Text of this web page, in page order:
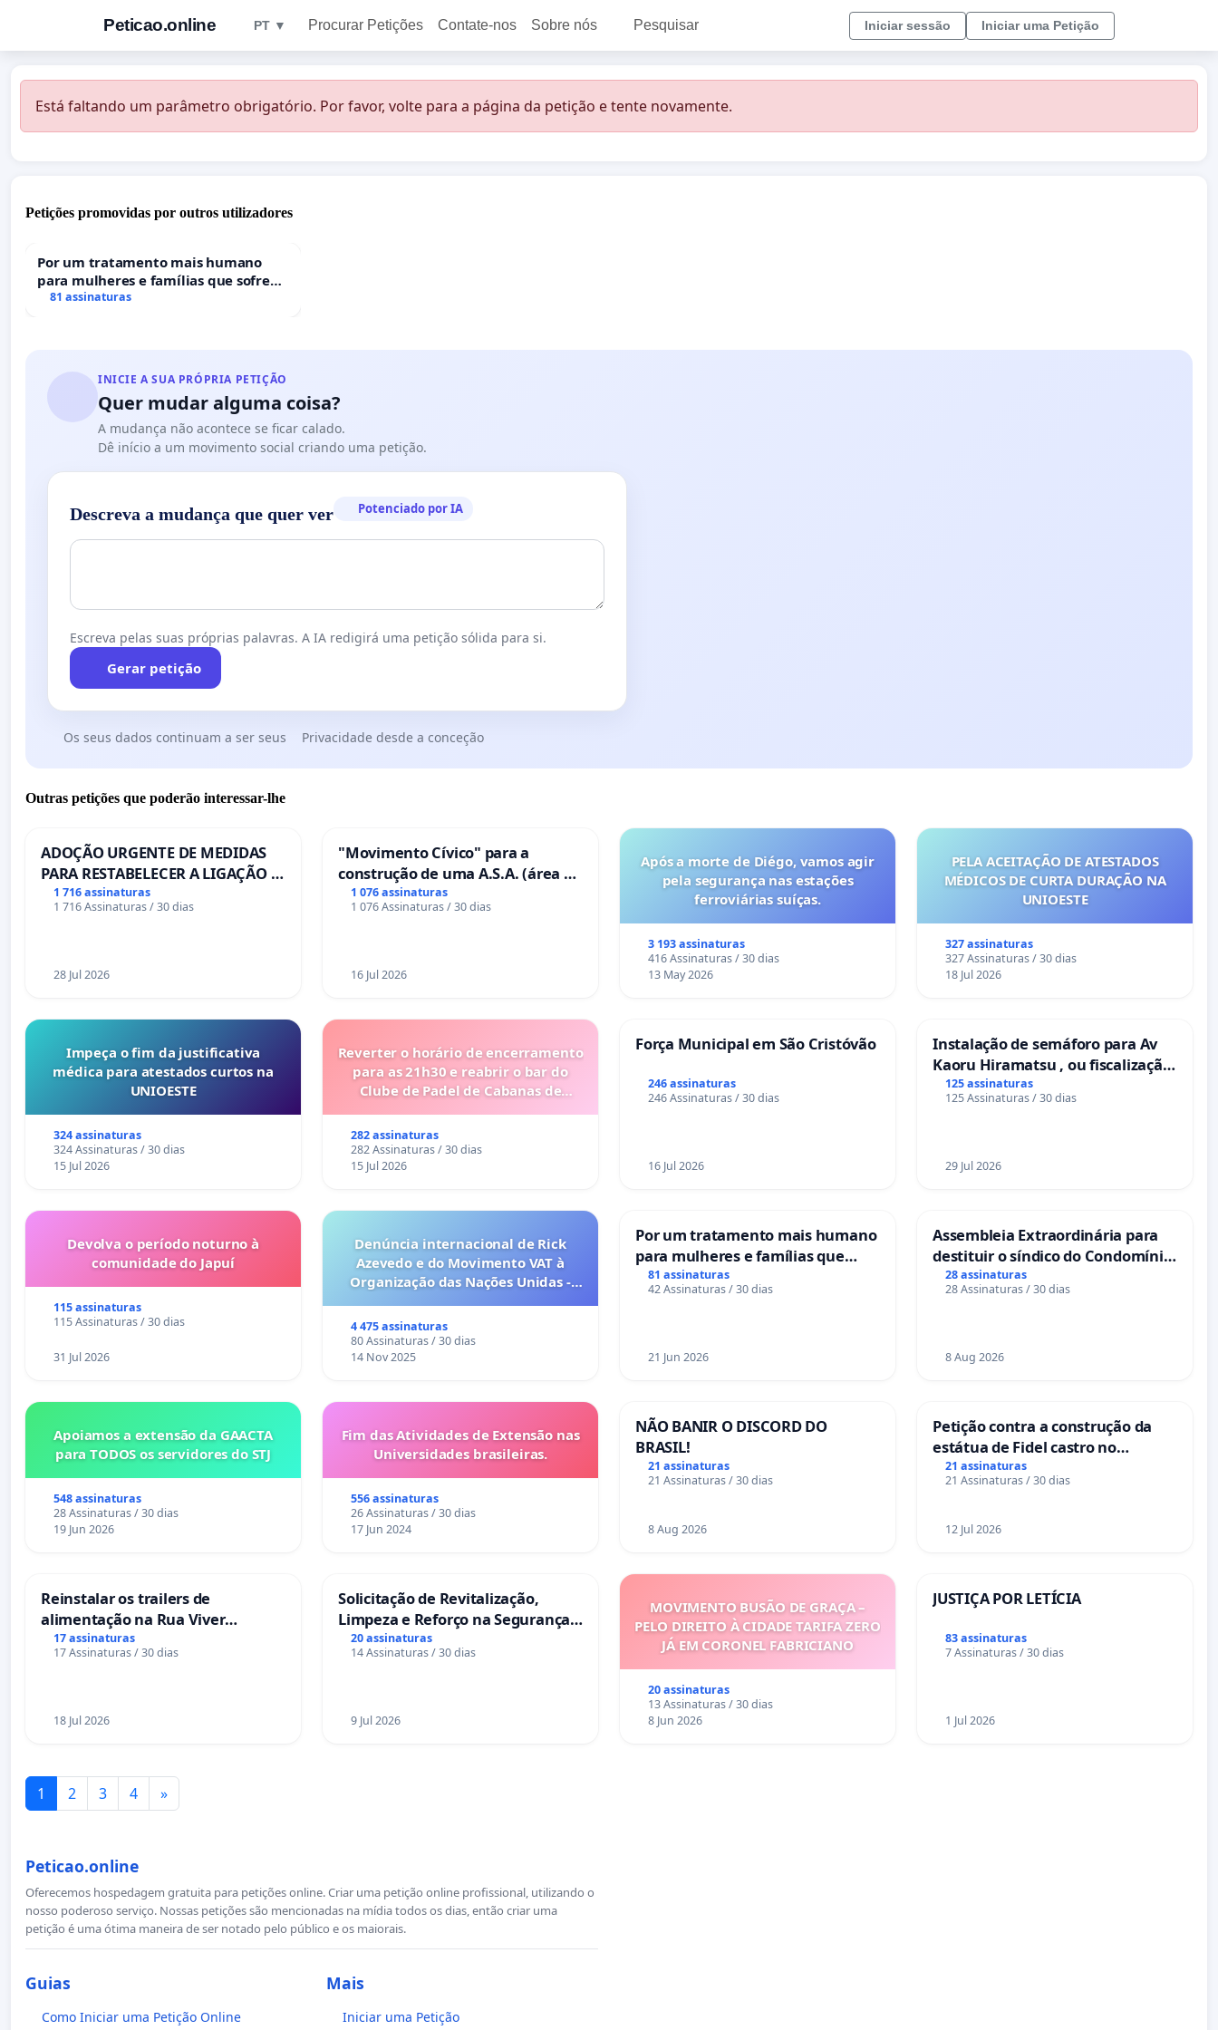
Peticao.online PT ▼ Procurar Petições Contate-nos Sobre nós Pesquisar Iniciar sessão Iniciar uma Petição
Está faltando um parâmetro obrigatório. Por favor, volte para a página da petição e tente novamente.
Petições promovidas por outros utilizadores
Por um tratamento mais humano
para mulheres e famílias que sofrem
uma perda gestacional nos hospitais
81 assinaturas
INICIE A SUA PRÓPRIA PETIÇÃO
Quer mudar alguma coisa?
A mudança não acontece se ficar calado.
Dê início a um movimento social criando uma petição.
Descreva a mudança que quer ver Potenciado por IA
Escreva pelas suas próprias palavras. A IA redigirá uma petição sólida para si.
Gerar petição
Os seus dados continuam a ser seus Privacidade desde a conceção
Outras petições que poderão interessar-lhe
ADOÇÃO URGENTE DE MEDIDAS
PARA RESTABELECER A LIGAÇÃO -
PONTE RS-129
1 716 assinaturas
1 716 Assinaturas / 30 dias
28 Jul 2026
"Movimento Cívico" para a
construção de uma A.S.A. (área de
serviços para autocaravanas) em
Coimbra
1 076 assinaturas
1 076 Assinaturas / 30 dias
16 Jul 2026
Após a morte de Diégo, vamos agir
pela segurança nas estações
ferroviárias suíças.
3 193 assinaturas
416 Assinaturas / 30 dias
13 May 2026
PELA ACEITAÇÃO DE ATESTADOS
MÉDICOS DE CURTA DURAÇÃO NA
UNIOESTE
327 assinaturas
327 Assinaturas / 30 dias
18 Jul 2026
Impeça o fim da justificativa
médica para atestados curtos na
UNIOESTE
324 assinaturas
324 Assinaturas / 30 dias
15 Jul 2026
Reverter o horário de encerramento
para as 21h30 e reabrir o bar do
Clube de Padel de Cabanas de
282 assinaturas
282 Assinaturas / 30 dias
15 Jul 2026
Força Municipal em São Cristóvão
246 assinaturas
246 Assinaturas / 30 dias
16 Jul 2026
Instalação de semáforo para Av
Kaoru Hiramatsu , ou fiscalização
Eletrônica
125 assinaturas
125 Assinaturas / 30 dias
29 Jul 2026
Devolva o período noturno à
comunidade do Japuí
115 assinaturas
115 Assinaturas / 30 dias
31 Jul 2026
Denúncia internacional de Rick
Azevedo e do Movimento VAT à
Organização das Nações Unidas -
6x1 enquanto o lobby empresarial
compra a omissão do Congresso.
4 475 assinaturas
80 Assinaturas / 30 dias
14 Nov 2025
Por um tratamento mais humano
para mulheres e famílias que
sofrem uma perda gestacional
nos hospitais portugueses
81 assinaturas
42 Assinaturas / 30 dias
21 Jun 2026
Assembleia Extraordinária para
destituir o síndico do Condomínio
Residencial Porto Bello - La Casa
28 assinaturas
28 Assinaturas / 30 dias
8 Aug 2026
Apoiamos a extensão da GAACTA
para TODOS os servidores do STJ
548 assinaturas
28 Assinaturas / 30 dias
19 Jun 2026
Fim das Atividades de Extensão nas
Universidades brasileiras.
556 assinaturas
26 Assinaturas / 30 dias
17 Jun 2024
NÃO BANIR O DISCORD DO
BRASIL!
21 assinaturas
21 Assinaturas / 30 dias
8 Aug 2026
Petição contra a construção da
estátua de Fidel castro no
mirante do Caju
21 assinaturas
21 Assinaturas / 30 dias
12 Jul 2026
Reinstalar os trailers de
alimentação na Rua Viver
Salvador
17 assinaturas
17 Assinaturas / 30 dias
18 Jul 2026
Solicitação de Revitalização,
Limpeza e Reforço na Segurança
das Praças da Rua Cachoeira das
Sete Ilhas
20 assinaturas
14 Assinaturas / 30 dias
9 Jul 2026
MOVIMENTO BUSÃO DE GRAÇA –
PELO DIREITO À CIDADE TARIFA ZERO
JÁ EM CORONEL FABRICIANO
20 assinaturas
13 Assinaturas / 30 dias
8 Jun 2026
JUSTIÇA POR LETÍCIA
83 assinaturas
7 Assinaturas / 30 dias
1 Jul 2026
1 2 3 4 »
Peticao.online
Oferecemos hospedagem gratuita para petições online. Criar uma petição online profissional, utilizando o
nosso poderoso serviço. Nossas petições são mencionadas na mídia todos os dias, então criar uma
petição é uma ótima maneira de ser notado pelo público e os maiorais.
Guias
Como Iniciar uma Petição Online
Mais
Iniciar uma Petição